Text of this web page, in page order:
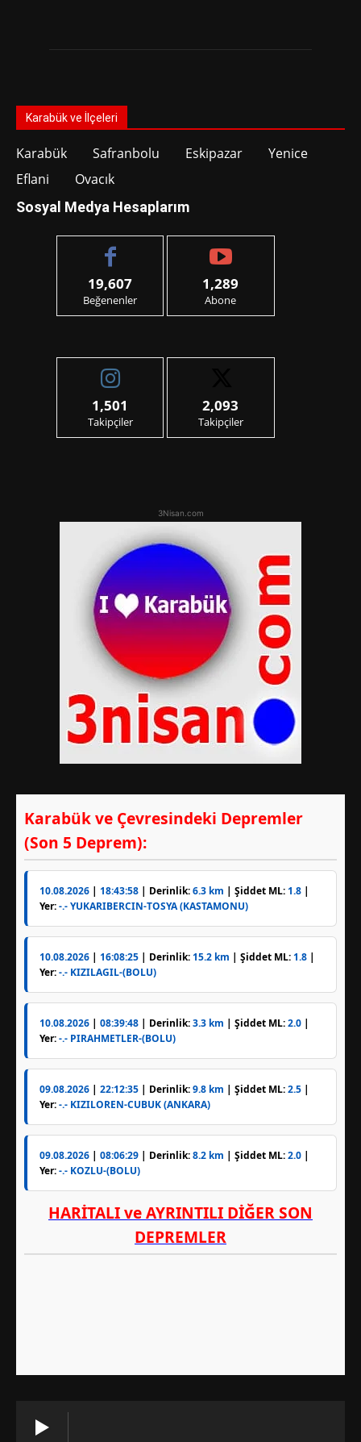
Karabük ve İlçeleri
Karabük Safranbolu Eskipazar
Yenice
Eflani
Ovacık
Sosyal Medya Hesaplarım
19,607
Beğenenler
1,289
Abone
1,501
Takipçiler
2,093
Takipçiler
3Nisan.com